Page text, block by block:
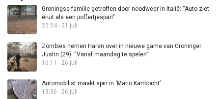
Groningse familie getroffen door noodweer in Italië: “Auto ziet
eruit als een poffertjespan”
22:54 - 21 juli
Zombies nemen Haren over in nieuwe game van Groninger
Justin (29): “Vanaf maandag te spelen”
16:11 - 26 juli
Automobilist maakt spin in ‘Mario Kartbocht’
13:36 - 26 juli